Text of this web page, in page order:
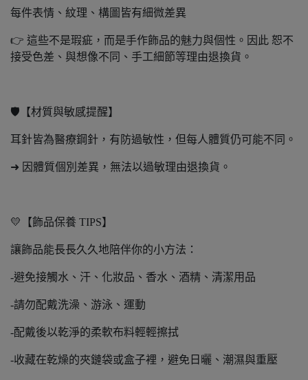
每件表情、紋理、構圖皆有細微差異
👉 這些不是瑕疵，而是手作飾品的魅力與個性。因此 恕不
接受色差、與想像不同、手工細節等理由退換貨。
🛡️【材質與敏感提醒】
耳針皆為醫療鋼針，有防過敏性，但每人體質仍可能不同。
➜ 因體質個別差異，無法以過敏理由退換貨。
💛【飾品保養 TIPS】
讓飾品能長長久久地陪伴你的小方法：
-避免接觸水、汗、化妝品、香水、酒精、清潔用品
-請勿配戴洗澡、游泳、運動
-配戴後以乾淨的柔軟布料輕輕擦拭
-收藏在乾燥的夾鏈袋或盒子裡，避免日曬、潮濕與重壓